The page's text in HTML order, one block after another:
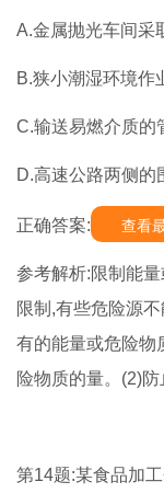
A.金属抛光车间采
B.狭小潮湿环境作
C.输送易燃介质的
D.高速公路两侧的
正确答案: 查看
参考解析:限制能
限制,有些危险源
有的能量或危险物
险物质的量。(2)
第14题:某食品加